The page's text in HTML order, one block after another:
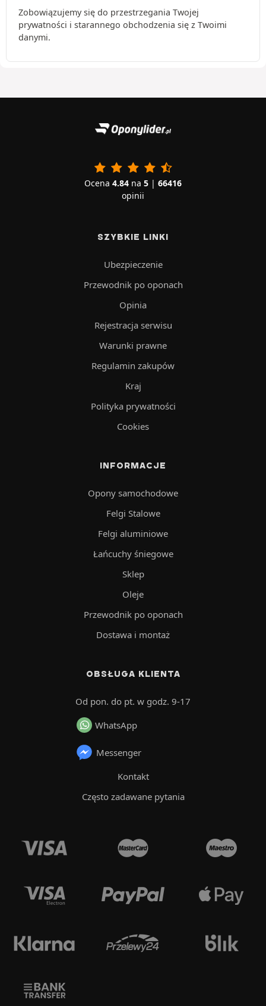
Zobowiązujemy się do przestrzegania Twojej
prywatności i starannego obchodzenia się z Twoimi
danymi.
Ocena 4.84 na 5 | 66416
opinii
SZYBKIE LINKI
Ubezpieczenie
Przewodnik po oponach
Opinia
Rejestracja serwisu
Warunki prawne
Regulamin zakupów
Kraj
Polityka prywatności
Cookies
INFORMACJE
Opony samochodowe
Felgi Stalowe
Felgi aluminiowe
Łańcuchy śniegowe
Sklep
Oleje
Przewodnik po oponach
Dostawa i montaż
OBSŁUGA KLIENTA
Od pon. do pt. w godz. 9-17
WhatsApp
Messenger
Kontakt
Często zadawane pytania